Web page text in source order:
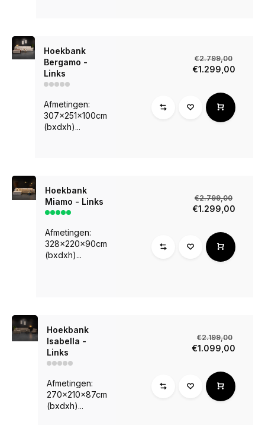
Hoekbank
Bergamo -
Links
Afmetingen:
307x251x100cm
(bxdxh)...
€2.799,00
€1.299,00
Hoekbank
Miamo - Links
Afmetingen:
328x220x90cm
(bxdxh)...
€2.799,00
€1.299,00
Hoekbank
Isabella -
Links
Afmetingen:
270x210x87cm
(bxdxh)...
€2.199,00
€1.099,00